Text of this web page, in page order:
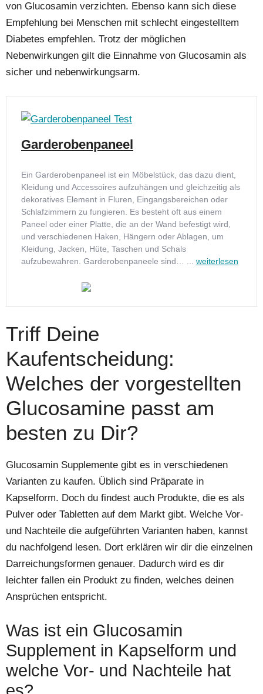
von Glucosamin verzichten. Ebenso kann sich diese
Empfehlung bei Menschen mit schlecht eingestelltem
Diabetes empfehlen. Trotz der möglichen
Nebenwirkungen gilt die Einnahme von Glucosamin als
sicher und nebenwirkungsarm.
Garderobenpaneel
Ein Garderobenpaneel ist ein Möbelstück, das dazu dient,
Kleidung und Accessoires aufzuhängen und gleichzeitig als
dekoratives Element in Fluren, Eingangsbereichen oder
Schlafzimmern zu fungieren. Es besteht oft aus einem
Paneel oder einer Platte, die an der Wand befestigt wird,
und verschiedenen Haken, Hängern oder Ablagen, um
Kleidung, Jacken, Hüte, Taschen und Schals
aufzubewahren. Garderobenpaneele sind… ... weiterlesen
Triff Deine
Kaufentscheidung:
Welches der vorgestellten
Glucosamine passt am
besten zu Dir?
Glucosamin Supplemente gibt es in verschiedenen
Varianten zu kaufen. Üblich sind Präparate in
Kapselform. Doch du findest auch Produkte, die es als
Pulver oder Tabletten auf dem Markt gibt. Welche Vor-
und Nachteile die aufgeführten Varianten haben, kannst
du nachfolgend lesen. Dort erklären wir dir die einzelnen
Darreichungsformen genauer. Dadurch wird es dir
leichter fallen ein Produkt zu finden, welches deinen
Ansprüchen entspricht.
Was ist ein Glucosamin
Supplement in Kapselform und
welche Vor- und Nachteile hat
es?